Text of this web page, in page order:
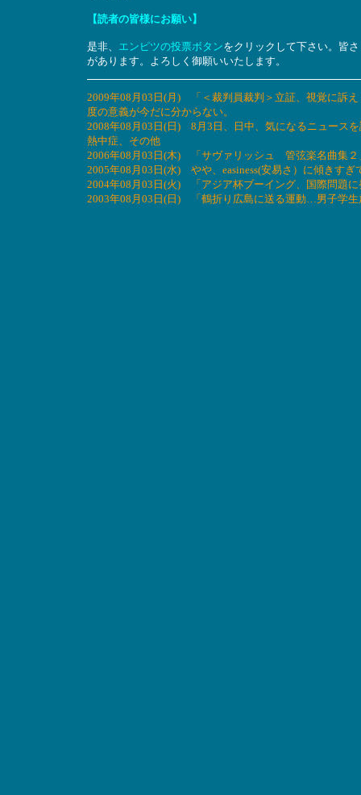
【読者の皆様にお願い】
是非、 エンピツの投票ボタンをクリックして下さい。皆
があります。よろしく御願いいたします。
2009年08月03日(月) 「＜裁判員裁判＞立証、視覚に訴
度の意義が今だに分からない。
2008年08月03日(日) 8月3日、日中、気になるニュース
熱中症、その他
2006年08月03日(木) 「サヴァリッシュ 管弦楽名曲集２
2005年08月03日(水) やや、easiness(安易さ）に傾きす
2004年08月03日(火) 「アジア杯ブーイング、国際問題
2003年08月03日(日) 「鶴折り広島に送る運動…男子学生